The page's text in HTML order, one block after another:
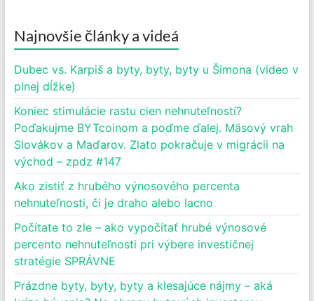
Najnovšie články a videá
Dubec vs. Karpiš a byty, byty, byty u Šimona (video v
plnej dĺžke)
Koniec stimulácie rastu cien nehnuteľností?
Poďakujme BYTcoinom a poďme ďalej. Mäsový vrah
Slovákov a Maďarov. Zlato pokračuje v migrácii na
východ – zpdz #147
Ako zistiť z hrubého výnosového percenta
nehnuteľnosti, či je draho alebo lacno
Počítate to zle – ako vypočítať hrubé výnosové
percento nehnuteľnosti pri výbere investičnej
stratégie SPRÁVNE
Prázdne byty, byty, byty a klesajúce nájmy – aká